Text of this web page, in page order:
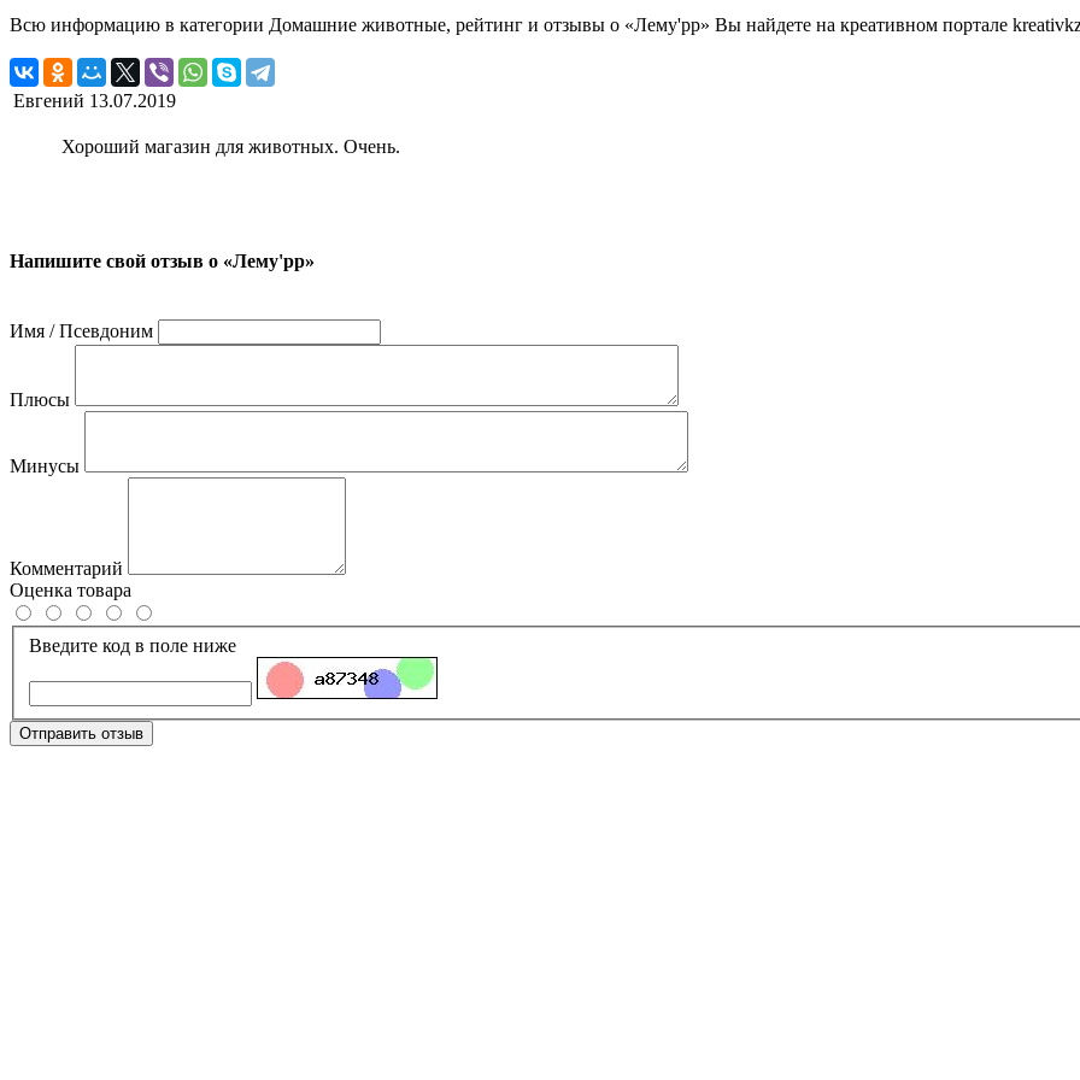
Всю информацию в категории Домашние животные, рейтинг и отзывы о «Лему'рр» Вы найдете на креативном портале
Евгений 13.07.2019
Хороший магазин для животных. Очень.
Напишите свой отзыв о «Лему'рр»
Имя / Псевдоним
Плюсы
Минусы
Комментарий
Оценка товара
Введите код в поле ниже
Отправить отзыв